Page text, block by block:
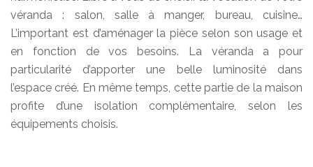
véranda : salon, salle à manger, bureau, cuisine…
L’important est d’aménager la pièce selon son usage et
en fonction de vos besoins. La véranda a pour
particularité d’apporter une belle luminosité dans
l’espace créé. En même temps, cette partie de la maison
profite d’une isolation complémentaire, selon les
équipements choisis.